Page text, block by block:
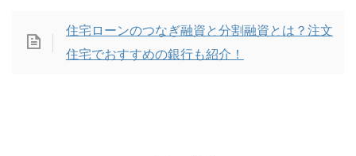
住宅ローンのつなぎ融資と分割融資とは？注文
住宅でおすすめの銀行も紹介！